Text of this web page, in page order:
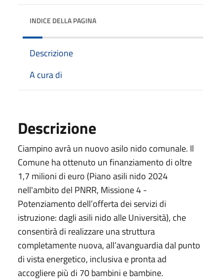
INDICE DELLA PAGINA
Descrizione
A cura di
Descrizione
Ciampino avrà un nuovo asilo nido comunale. Il
Comune ha ottenuto un finanziamento di oltre
1,7 milioni di euro (Piano asili nido 2024
nell'ambito del PNRR, Missione 4 -
Potenziamento dell’offerta dei servizi di
istruzione: dagli asili nido alle Università), che
consentirà di realizzare una struttura
completamente nuova, all’avanguardia dal punto
di vista energetico, inclusiva e pronta ad
accogliere più di 70 bambini e bambine.